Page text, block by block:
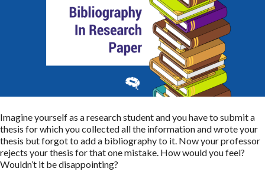
Imagine yourself as a research student and you have to submit a
thesis for which you collected all the information and wrote your
thesis but forgot to add a bibliography to it. Now your professor
rejects your thesis for that one mistake. How would you feel?
Wouldn’t it be disappointing?